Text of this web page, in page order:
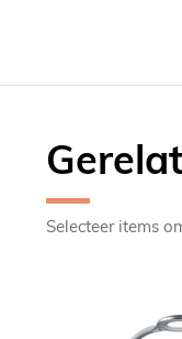
Selecteer items